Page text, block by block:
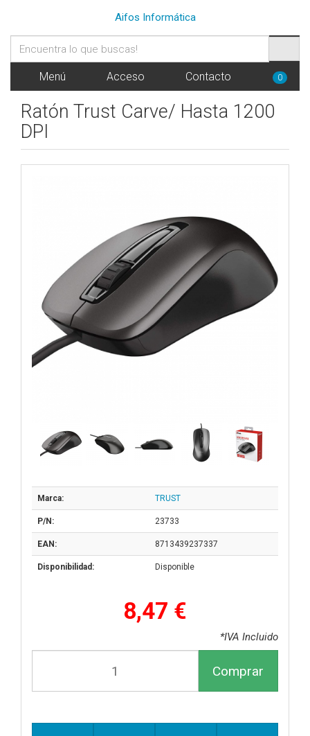
Aifos Informática
Menú Acceso Contacto 0
Ratón Trust Carve/ Hasta 1200
DPI
Marca: TRUST
P/N: 23733
EAN: 8713439237337
Disponibilidad: Disponible
8,47 €
*IVA Incluido
Comprar